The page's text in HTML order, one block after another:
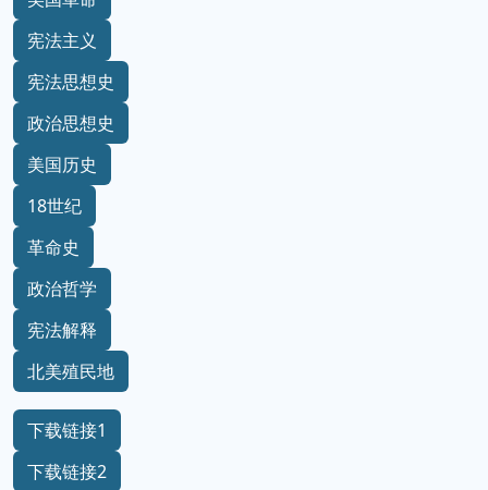
宪法主义
宪法思想史
政治思想史
美国历史
18世纪
革命史
政治哲学
宪法解释
北美殖民地
下载链接1
下载链接2